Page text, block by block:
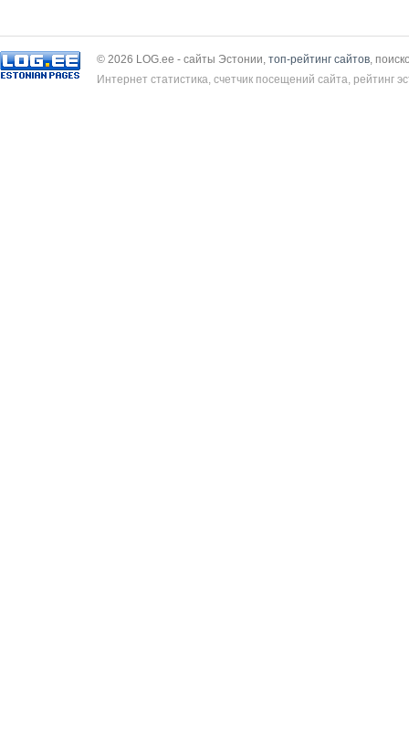
© 2026 LOG.ee - сайты Эстонии, топ-рейтинг сайтов ,
Интернет статистика, счетчик посещений сайта, рейтинг